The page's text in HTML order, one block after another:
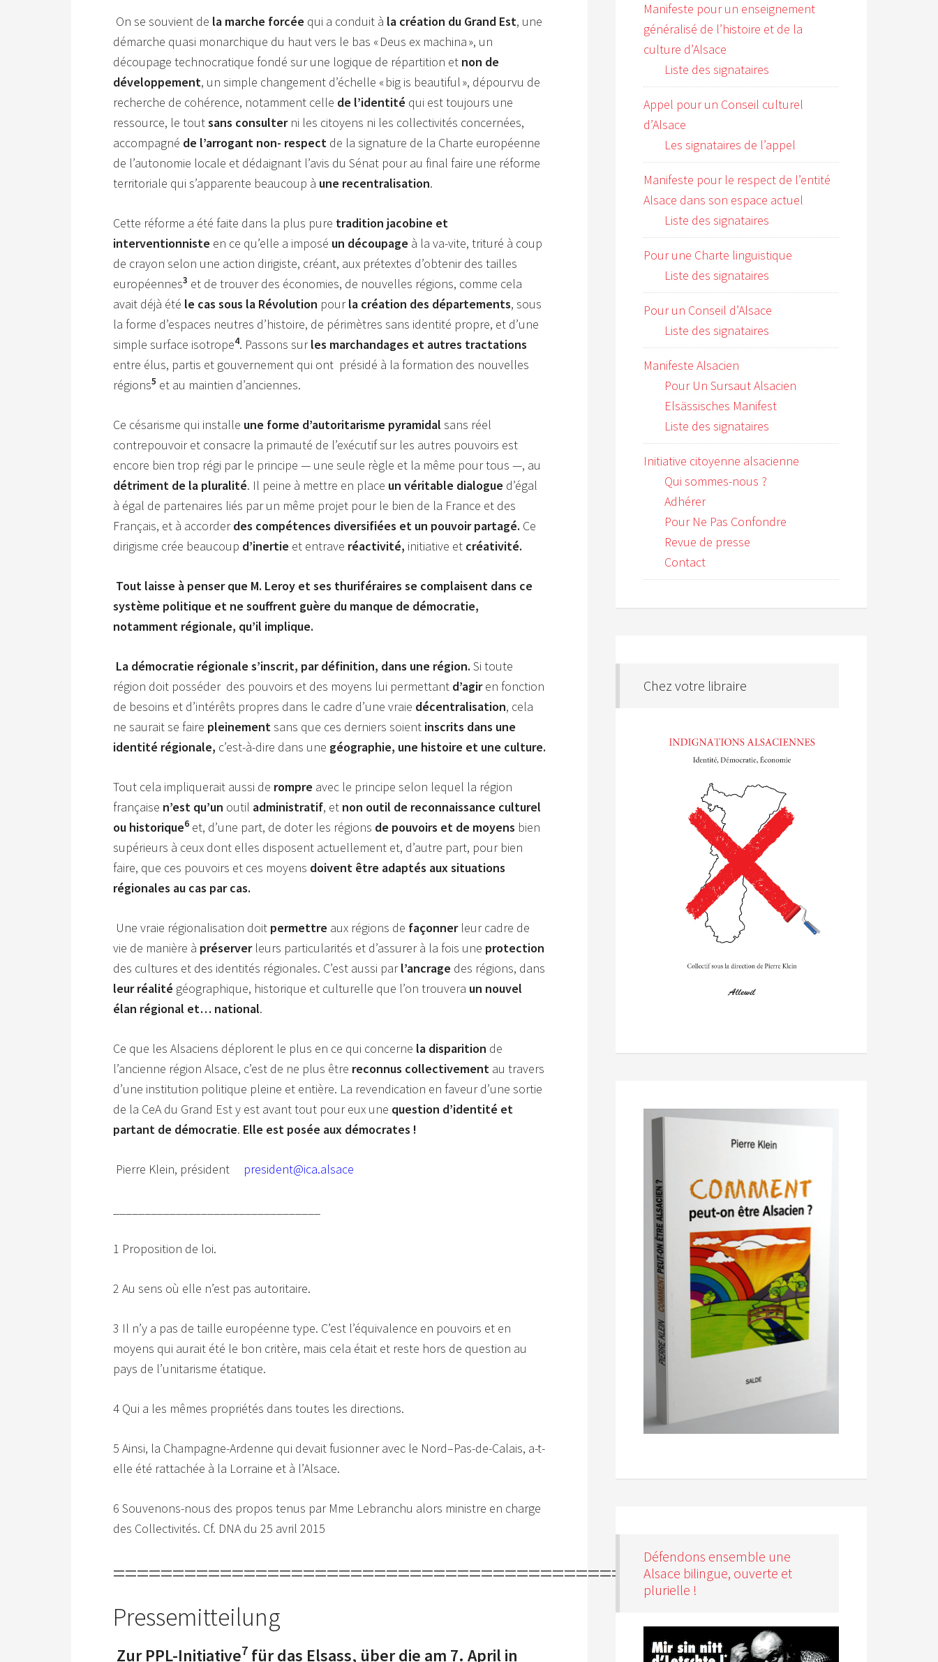
On se souvient de la marche forcée qui a conduit à la création du Grand Est, une
démarche quasi monarchique du haut vers le bas « Deus ex machina », un
découpage technocratique fondé sur une logique de répartition et non de
développement, un simple changement d’échelle « big is beautiful », dépourvu de
recherche de cohérence, notamment celle de l’identité qui est toujours une
ressource, le toutsans consulter ni les citoyens ni les collectivités concernées,
accompagné de l’arrogant non- respect de la signature de la Charte européenne
de l’autonomie locale et dédaignant l’avis du Sénat pour au final faire une réforme
territoriale qui s’apparente beaucoup à une recentralisation.
Cette réforme a été faite dans la plus pure tradition jacobine et
interventionniste en ce qu’elle a imposé un découpage à la va-vite, trituré à coup
de crayon selon une action dirigiste, créant, aux prétextes d’obtenir des tailles
européennes3 et de trouver des économies, de nouvelles régions, comme cela
avait déjà été le cas sous la Révolution pourla création des départements, sous
la forme d’espaces neutres d’histoire, de périmètres sans identité propre, et d’une
simple surface isotrope4. Passons surles marchandages et autres tractations
entre élus, partis et gouvernement qui ont présidé à la formation des nouvelles
régions5 et au maintien d’anciennes.
Ce césarisme qui installe une forme d’autoritarisme pyramidal sans réel
contrepouvoir et consacre la primauté de l’exécutif sur les autres pouvoirs est
encore bien trop régi par le principe — une seule règle et la même pour tous —, au
détriment de la pluralité. Il peine à mettre en place un véritable dialogue d’égal
à égal de partenaires liés par un même projet pour le bien de la France et des
Français, et à accorderdes compétences diversifiées et un pouvoir partagé. Ce
dirigisme crée beaucoup d’inertie et entrave réactivité, initiative et créativité.
Tout laisse à penser que M. Leroy et ses thuriféraires se complaisent dans ce
système politique et ne souffrent guère du manque de démocratie,
notamment régionale, qu’il implique.
La démocratie régionale s’inscrit, par définition, dans une région. Si toute
région doit posséder des pouvoirs et des moyens lui permettant d’agiren fonction
de besoins et d’intérêts propres dans le cadre d’une vraie décentralisation, cela
ne saurait se faire pleinementsans que ces derniers soient inscrits dans une
identité régionale, c’est-à-dire dans une géographie, une histoire et une culture.
Tout cela impliquerait aussi de rompre avec le principe selon lequel la région
française n’est qu’un outil administratif, et non outil de reconnaissance culturel
ou historique6 et, d’une part, de doter les régions de pouvoirs et de moyens bien
supérieurs à ceux dont elles disposent actuellement et, d’autre part, pour bien
faire, que ces pouvoirs et ces moyens doivent être adaptés aux situations
régionales au cas par cas.
Une vraie régionalisation doit permettre aux régions de façonner leur cadre de
vie de manière à préserver leurs particularités et d’assurer à la fois une protection
des cultures et des identités régionales. C’est aussi parl’ancrage des régions, dans
leur réalité géographique, historique et culturelle que l’on trouvera un nouvel
élan régional et… national.
Ce que les Alsaciens déplorent le plus en ce qui concerne la disparition de
l’ancienne région Alsace, c’est de ne plus être reconnus collectivement au travers
d’une institution politique pleine et entière. La revendication en faveur d’une sortie
de la CeA du Grand Est y est avant tout pour eux une question d’identité et
partant de démocratie. Elle est posée aux démocrates !
Pierre Klein, président president@ica.alsace
1 Proposition de loi.
2 Au sens où elle n’est pas autoritaire.
3 Il n’y a pas de taille européenne type. C’est l’équivalence en pouvoirs et en
moyens qui aurait été le bon critère, mais cela était et reste hors de question au
pays de l’unitarisme étatique.
4 Qui a les mêmes propriétés dans toutes les directions.
5 Ainsi, la Champagne-Ardenne qui devait fusionner avec le Nord–Pas-de-Calais, a-t-
elle été rattachée à la Lorraine et à l’Alsace.
6 Souvenons-nous des propos tenus par Mme Lebranchu alors ministre en charge
des Collectivités. Cf. DNA du 25 avril 2015
============================================
Pressemitteilung
Zur PPL-Initiative7 für das Elsass, über die am 7. April in
Manifeste pour un enseignement
généralisé de l’histoire et de la
culture d’Alsace
Liste des signataires
Appel pour un Conseil culturel
d’Alsace
Les signataires de l’appel
Manifeste pour le respect de l’entité
Alsace dans son espace actuel
Liste des signataires
Pour une Charte linguistique
Liste des signataires
Pour un Conseil d’Alsace
Liste des signataires
Manifeste Alsacien
Pour Un Sursaut Alsacien
Elsässisches Manifest
Liste des signataires
Initiative citoyenne alsacienne
Qui sommes-nous ?
Adhérer
Pour Ne Pas Confondre
Revue de presse
Contact
Chez votre libraire
Défendons ensemble une
Alsace bilingue, ouverte et
plurielle !